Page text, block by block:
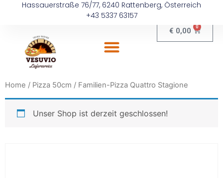
Hassauerstraße 76/77, 6240 Rattenberg, Österreich
+43 5337 63157
€ 0,00 0
Home / Pizza 50cm / Familien-Pizza Quattro Stagione
Unser Shop ist derzeit geschlossen!